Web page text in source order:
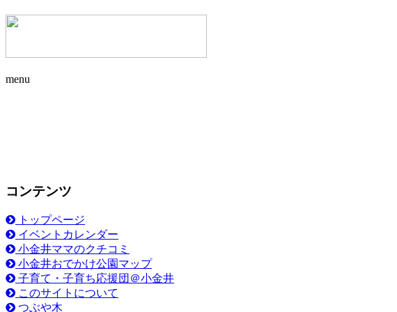
menu
コンテンツ
トップページ
イベントカレンダー
小金井ママのクチコミ
小金井おでかけ公園マップ
子育て・子育ち応援団＠小金井
このサイトについて
つぶや木